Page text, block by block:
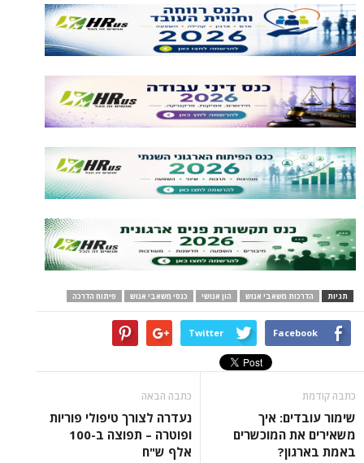
משאבי אנוש הון אנושי כנסי משאבי אנוש פיתוח הדרכה
Twitter
איך
המוכשרים
נעדרה לצורך טיפולי פוריות
ופוטרה – תפוצה ב-100